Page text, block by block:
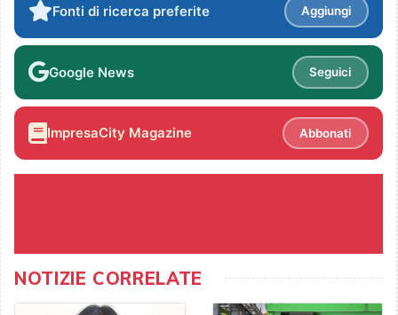
Fonti di ricerca preferite Aggiungi
Google News Seguici
ImpresaCity Magazine Abbonati
NOTIZIE CORRELATE